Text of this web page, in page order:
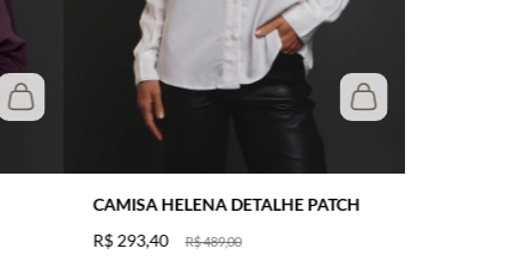
CAMISA HELENA DETALHE PATCH
R$489,00
R$ 293,40